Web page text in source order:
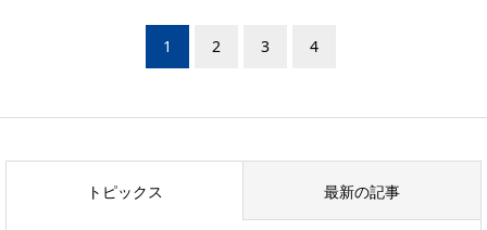
1 2 3 4
トピックス 最新の記事